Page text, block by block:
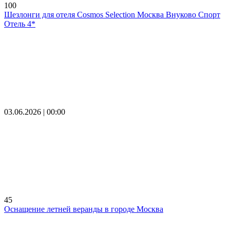
100
Шезлонги для отеля Cosmos Selection Москва Внуково Спорт
Отель 4*
03.06.2026 | 00:00
45
Оснащение летней веранды в городе Москва